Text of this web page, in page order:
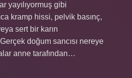
yayılıyormuş gibi
kramp hissi, pelvik basınç,
sert bir karın
doğum sancısı nereye
anne tarafından…